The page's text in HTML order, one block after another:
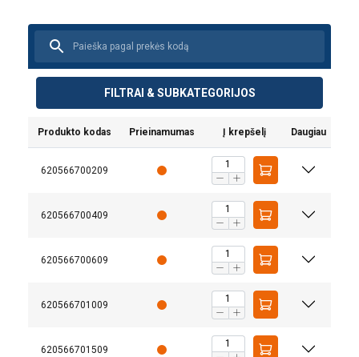
FILTRAI & SUBKATEGORIJOS
Produkto kodas Prieinamumas Į krepšelį Daugiau
620566700209
620566700409
620566700609
620566701009
620566701509
Medžiaga: